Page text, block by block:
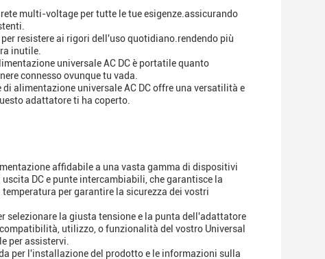
multi-voltage per tutte le tue esigenze.assicurando
resistere ai rigori dell'uso quotidiano.rendendo più
inutile.
universale AC DC è portatile quanto
connesso ovunque tu vada.
alimentazione universale AC DC offre una versatilità e
adattatore ti ha coperto.
affidabile a una vasta gamma di dispositivi
DC e punte intercambiabili, che garantisce la
per garantire la sicurezza dei vostri
selezionare la giusta tensione e la punta dell'adattatore
utilizzo, o funzionalità del vostro Universal
per assistervi.
per l'installazione del prodotto e le informazioni sulla